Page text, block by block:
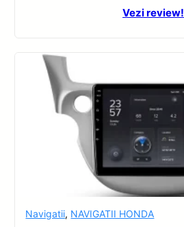
Vezi review!
Navigatii, NAVIGATII HONDA